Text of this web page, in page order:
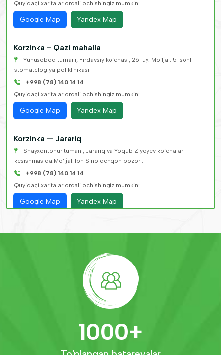
Quyidagi xaritalar orqali ochishingiz mumkin:
Google Map Yandex Map
Korzinka - Qazi mahalla
Yunusobod tumani, Firdavsiy ko‘chasi, 26-uy. Mo‘ljal: 5-sonli
stomatologiya poliklinikasi
+998 (78) 140 14 14
Quyidagi xaritalar orqali ochishingiz mumkin:
Google Map Yandex Map
Korzinka — Jarariq
Shayxontohur tumani, Jarariq va Yoqub Ziyoyev ko‘chalari
kesishmasida.Mo‘ljal: Ibn Sino dehqon bozori.
+998 (78) 140 14 14
Quyidagi xaritalar orqali ochishingiz mumkin:
Google Map Yandex Map
Quyidagi xaritalar orqali ochishingiz mumkin:
Yandex Map
Toshkent shahri, Qoraqamish 1/3, Sag‘bon ko‘chasi, 35-A-uy.
1000+